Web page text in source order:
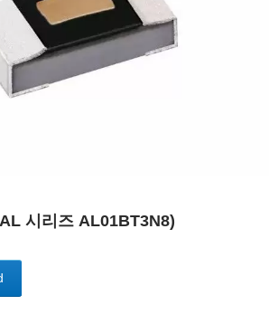
시리즈 AL01BT3N8)